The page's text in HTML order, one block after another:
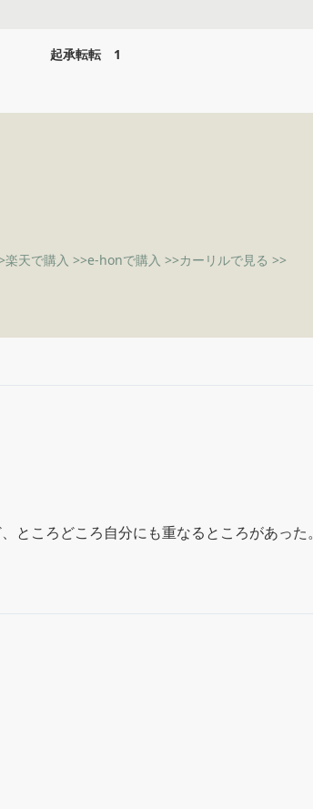
起承転転 1
楽天で購入 >>e-honで購入 >>カーリルで見る >>
ところどころ自分にも重なるところがあった。